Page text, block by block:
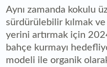
Aynı zamanda kokulu
sürdürülebilir kılmak
yerini artırmak için
bahçe kurmayı
modeli ile organik